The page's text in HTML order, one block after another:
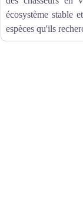
écosystème stable
espèces qu'ils